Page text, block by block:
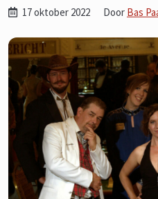
17 oktober 2022 Door Bas